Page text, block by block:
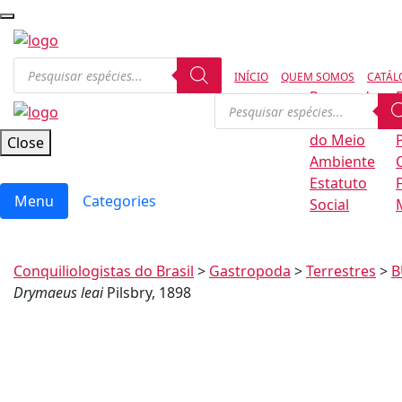
INÍCIO QUEM SOMOS
Regras de
Conservação
do Meio
Ambiente
Estatuto
Social
Close
Menu Categories
Conquiliologistas do Brasil > Gastropoda >Terrestres >
Drymaeus leaiPilsbry, 1898